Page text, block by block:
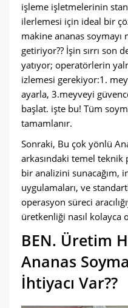
işleme işletmelerinin
ilerlemesi için ideal bir
makine ananas soymayı
getiriyor?? İşin sırrı son
yatıyor; operatörlerin
izlemesi gerekiyor:1.
ayarla, 3.meyveyi
başlat. işte bu! Tüm
tamamlanır.
Sonraki, Bu çok yönlü
arkasındaki temel
bir analizini sunacağım,
uygulamaları, ve
operasyon süreci
üretkenliği nasıl kolayca
BEN. Üretim
Ananas
İhtiyacı Var??